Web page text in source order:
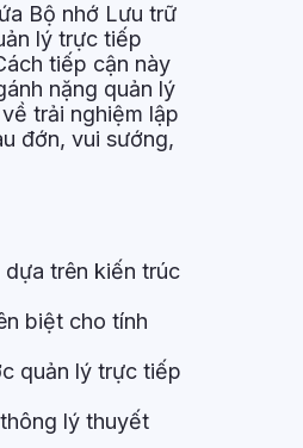
Bộ nhớ Lưu trữ
lý trực tiếp
tiếp cận này
nặng quản lý
trải nghiệm lập
đớn, vui sướng,
trên kiến trúc
biệt cho tính
quản lý trực tiếp
lý thuyết